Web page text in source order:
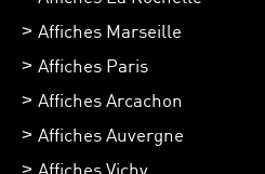
Affiches Marseille
Affiches Paris
Affiches Arcachon
Affiches Auvergne